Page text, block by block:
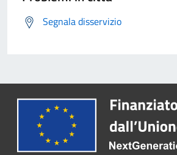
Segnala disservizio